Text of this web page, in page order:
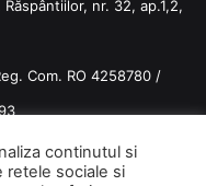
nr. 32, ap.1,2,
Com. RO 4258780 /
confidentialitate
continutul si
retele sociale si